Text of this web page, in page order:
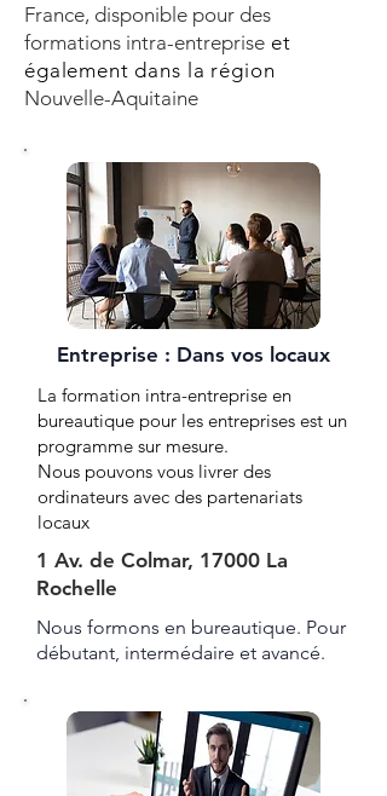
France, disponible pour des
formations intra-entreprise et
également dans la région
Nouvelle-Aquitaine
Entreprise : Dans vos locaux
La formation intra-entreprise en
bureautique pour les entreprises est un
programme sur mesure.
Nous pouvons vous livrer des
ordinateurs avec des partenariats
locaux
1 Av. de Colmar, 17000 La
Rochelle
Nous formons en bureautique. Pour
débutant, intermédaire et avancé.